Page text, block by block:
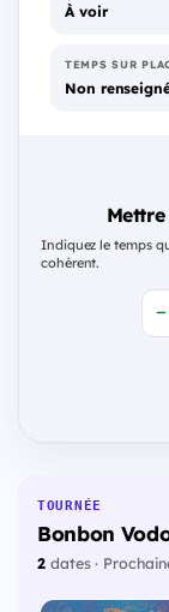
À voir
TEMPS SUR
Non
Indiquez le temps
cohérent.
TOURNÉE
Bonbon
2dates ·